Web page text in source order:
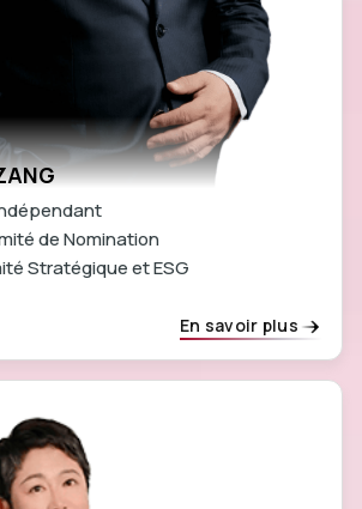
de Nomination
Stratégique et ESG
En savoir plus